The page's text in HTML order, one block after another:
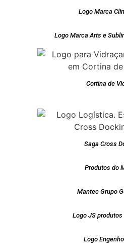
Logo Marca
Logo Marca Arts e
Cortina de
Saga Cross
Produtos do
Mantec Grupo
Logo JS produtos
Logo